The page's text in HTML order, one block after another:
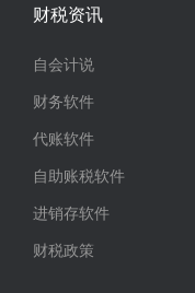
财税资讯
自会计说
财务软件
代账软件
自助账税软件
进销存软件
财税政策